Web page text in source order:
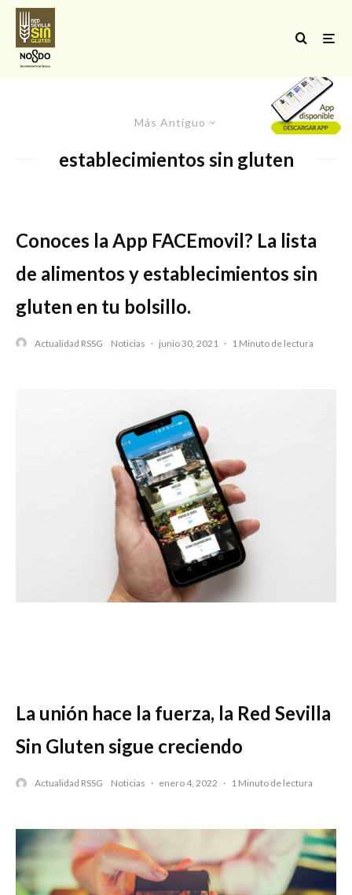
Más Antiguo
establecimientos sin gluten
Conoces la App FACEmovil? La lista
de alimentos y establecimientos sin
gluten en tu bolsillo.
Actualidad RSSG Noticias · junio 30, 2021 · 1 Minuto de lectura
La unión hace la fuerza, la Red Sevilla
Sin Gluten sigue creciendo
Actualidad RSSG Noticias · enero 4, 2022 · 1 Minuto de lectura